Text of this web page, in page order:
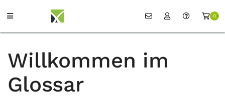
0
Willkommen im
Glossar